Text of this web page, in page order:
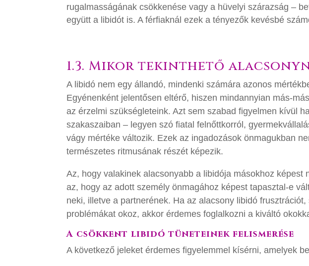
rugalmasságának csökkenése vagy a hüvelyi szárazság –
együtt a libidót is. A férfiaknál ezek a tényezők kevésbé
1.3. Mikor tekinthető
A libidó nem egy állandó, mindenki számára azonos
Egyénenként jelentősen eltérő, hiszen mindannyian más-
az érzelmi szükségleteink. Azt sem szabad figyelmen kívül
szakaszaiban – legyen szó fiatal felnőttkorról,
vágy mértéke változik. Ezek az ingadozások önmagukban
természetes ritmusának részét képezik.
Az, hogy valakinek alacsonyabb a libidója másokhoz képest
az, hogy az adott személy önmagához képest tapasztal-e
neki, illetve a partnerének. Ha az alacsony libidó
problémákat okoz, akkor érdemes foglalkozni a kiváltó
A csökkent libidó tüneteinek felismerése
A következő jeleket érdemes figyelemmel kísérni, amelyek